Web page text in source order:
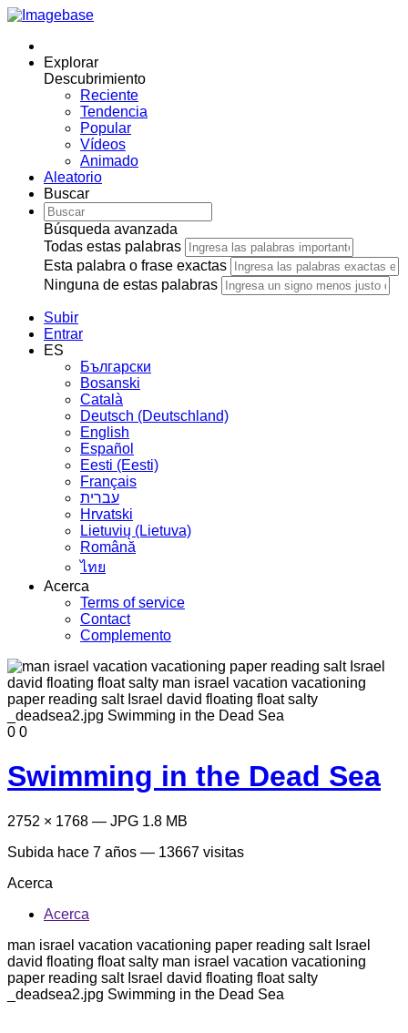
Explorar
Descubrimiento
Reciente
Tendencia
Popular
Vídeos
Animado
Aleatorio
Buscar
Búsqueda avanzada
Todas estas palabras
Esta palabra o frase exactas
Ninguna de estas palabras
Subir
Entrar
ES
Български
Bosanski
Сatalà
Deutsch (Deutschland)
English
Español
Eesti (Eesti)
Français
עברית
Hrvatski
Lietuvių (Lietuva)
Română
ไทย
Acerca
Terms of service
Contact
Complemento
0 0
Swimming in the Dead Sea
2752 × 1768 — JPG 1.8 MB
Subida hace 7 años — 13667 visitas
Acerca
Acerca
man israel vacation vacationing paper reading salt Israel
david floating float salty man israel vacation vacationing
paper reading salt Israel david floating float salty
_deadsea2.jpg Swimming in the Dead Sea